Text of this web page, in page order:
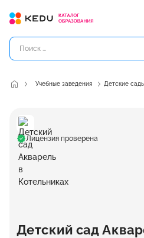
Учебные заведения Детские
Лицензия проверена
Детский сад